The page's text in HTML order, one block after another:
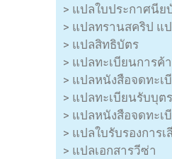
> แปลใบประกาศนีย
> แปลทรานสคริป แป
> แปลสิทธิบัตร
> แปลทะเบียนการค้า
> แปลหนังสือจดทะเ
> แปลทะเบียนรับบุต
> แปลหนังสือจดทะเ
> แปลใบรับรองการเ
> แปลเอกสารวีซ่า